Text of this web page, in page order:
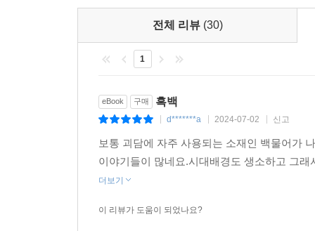
전체 리뷰 (30)
1
eBook 구매 흑백
d*******a 2024-07-02 신고
보통 괴담에 자주 사용되는 소재인 백물어가
이야기들이 많네요.시대배경도 생소하고 그
더보기
이 리뷰가 도움이 되었나요?